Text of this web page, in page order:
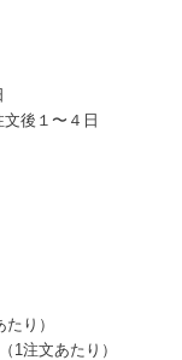
後１〜４日
り）
1注文あたり）